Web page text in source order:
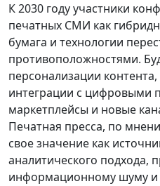
К 2030 году участники
печатных СМИ как
бумага и технологии
противоположностями.
персонализации
интеграции с цифровыми
маркетплейсы и новые
Печатная пресса, по
свое значение как
аналитического подхода,
информационному шуму